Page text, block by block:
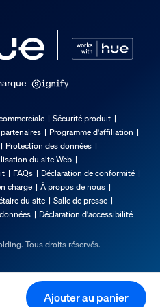
Ajouter au panier
(RGBW)
rechange
Sécurité produit
Programme d'affiliation
Protection des données
du site Web
FAQs
Déclaration de conformité
charge
À propos de nous
du site
Salle de presse
Déclaration d'accessibilité
Tous droits réservés.